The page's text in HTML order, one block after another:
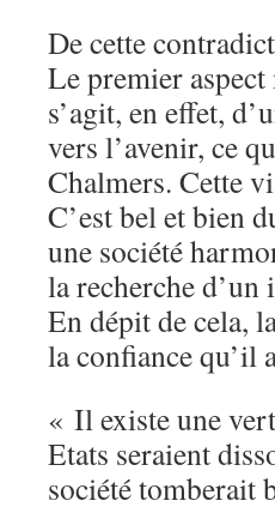
De cette
Le premier
s’agit, en effet,
vers l’avenir, ce
Chalmers. Cette
C’est bel et bien
une société
la recherche d’un
En dépit de cela,
la confiance qu’il
« Il existe une
Etats seraient
société tomberait